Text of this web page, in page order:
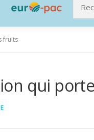
fruits
qui